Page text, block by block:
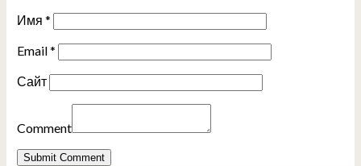
Имя *
Email*
Сайт
Comment